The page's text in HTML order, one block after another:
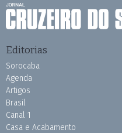
Editorias
Sorocaba
Agenda
Artigos
Brasil
Canal 1
Casa e Acabamento